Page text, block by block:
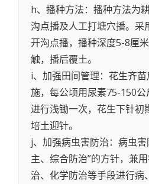
h、播种方法：播种方法为
沟点播及人工打塘穴播。采
开沟点播，播种深度5-8厘
触，播后覆土。
i、加强田间管理：花生齐
施，每公顷用尿素75-150
进行浅锄一次，花生下针初
培土迎针。
j、加强病虫害防治：病虫
主、综合防治”的方针，兼
治、化学防治等手段进行病